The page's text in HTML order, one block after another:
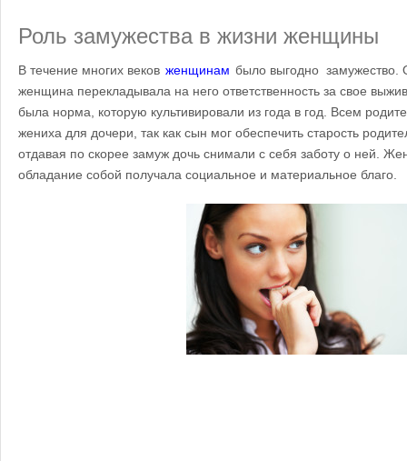
Роль замужества в жизни женщины
В течение многих веков женщинам было выгодно замужество.
женщина перекладывала на него ответственность за свое
была норма, которую культивировали из года в год. Всем
жениха для дочери, так как сын мог обеспечить старость
отдавая по скорее замуж дочь снимали с себя заботу о ней.
обладание собой получала социальное и материальное благо.